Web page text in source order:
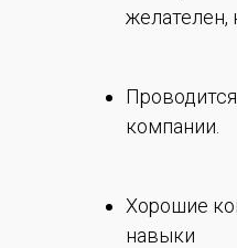
желателен,
компании.
Хорошие
навыки